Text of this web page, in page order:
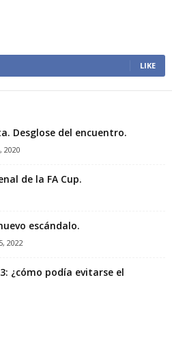
LIKE
Desglose del encuentro.
2020
de la FA Cup.
escándalo.
2022
¿cómo podía evitarse el